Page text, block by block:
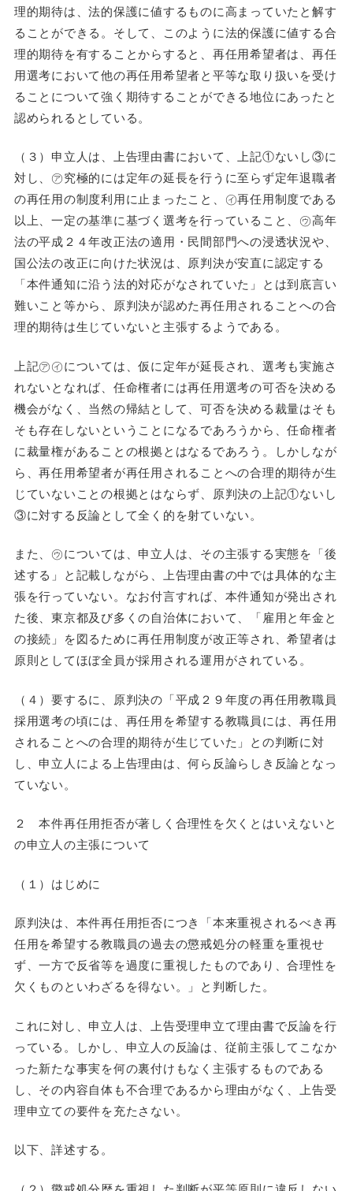
理的期待は、法的保護に値するものに高まっていたと解す
ることができる。そして、このように法的保護に値する合
理的期待を有することからすると、再任用希望者は、再任
用選考において他の再任用希望者と平等な取り扱いを受け
ることについて強く期待することができる地位にあったと
認められるとしている。
（３）申立人は、上告理由書において、上記①ないし③に
対し、㋐究極的には定年の延長を行うに至らず定年退職者
の再任用の制度利用に止まったこと、㋑再任用制度である
以上、一定の基準に基づく選考を行っていること、㋒高年
法の平成２４年改正法の適用・民間部門への浸透状況や、
国公法の改正に向けた状況は、原判決が安直に認定する
「本件通知に沿う法的対応がなされていた」とは到底言い
難いこと等から、原判決が認めた再任用されることへの合
理的期待は生じていないと主張するようである。
上記㋐㋑については、仮に定年が延長され、選考も実施さ
れないとなれば、任命権者には再任用選考の可否を決める
機会がなく、当然の帰結として、可否を決める裁量はそも
そも存在しないということになるであろうから、任命権者
に裁量権があることの根拠とはなるであろう。しかしなが
ら、再任用希望者が再任用されることへの合理的期待が生
じていないことの根拠とはならず、原判決の上記①ないし
③に対する反論として全く的を射ていない。
また、㋒については、申立人は、その主張する実態を「後
述する」と記載しながら、上告理由書の中では具体的な主
張を行っていない。なお付言すれば、本件通知が発出され
た後、東京都及び多くの自治体において、「雇用と年金と
の接続」を図るために再任用制度が改正等され、希望者は
原則としてほぼ全員が採用される運用がされている。
（４）要するに、原判決の「平成２９年度の再任用教職員
採用選考の頃には、再任用を希望する教職員には、再任用
されることへの合理的期待が生じていた」との判断に対
し、申立人による上告理由は、何ら反論らしき反論となっ
ていない。
２ 本件再任用拒否が著しく合理性を欠くとはいえないと
の申立人の主張について
（１）はじめに
原判決は、本件再任用拒否につき「本来重視されるべき再
任用を希望する教職員の過去の懲戒処分の軽重を重視せ
ず、一方で反省等を過度に重視したものであり、合理性を
欠くものといわざるを得ない。」と判断した。
これに対し、申立人は、上告受理申立て理由書で反論を行
っている。しかし、申立人の反論は、従前主張してこなか
った新たな事実を何の裏付けもなく主張するものである
し、その内容自体も不合理であるから理由がなく、上告受
理申立ての要件を充たさない。
以下、詳述する。